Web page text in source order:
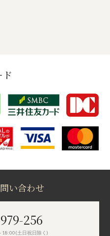
い合わせ
256
18:00(土日祝日除く)